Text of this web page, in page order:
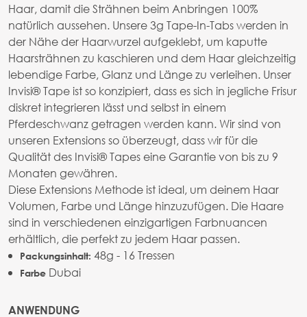
Haar, damit die Strähnen beim Anbringen 100%
natürlich aussehen. Unsere 3g Tape-In-Tabs werden in
der Nähe der Haarwurzel aufgeklebt, um kaputte
Haarsträhnen zu kaschieren und dem Haar gleichzeitig
lebendige Farbe, Glanz und Länge zu verleihen. Unser
Invisi® Tape ist so konzipiert, dass es sich in jegliche Frisur
diskret integrieren lässt und selbst in einem
Pferdeschwanz getragen werden kann. Wir sind von
unseren Extensions so überzeugt, dass wir für die
Qualität des Invisi® Tapes eine Garantie von bis zu 9
Monaten gewähren.
Diese Extensions Methode ist ideal, um deinem Haar
Volumen, Farbe und Länge hinzuzufügen. Die Haare
sind in verschiedenen einzigartigen Farbnuancen
erhältlich, die perfekt zu jedem Haar passen.
Packungsinhalt: 48g - 16 Tressen
Farbe Dubai
ANWENDUNG